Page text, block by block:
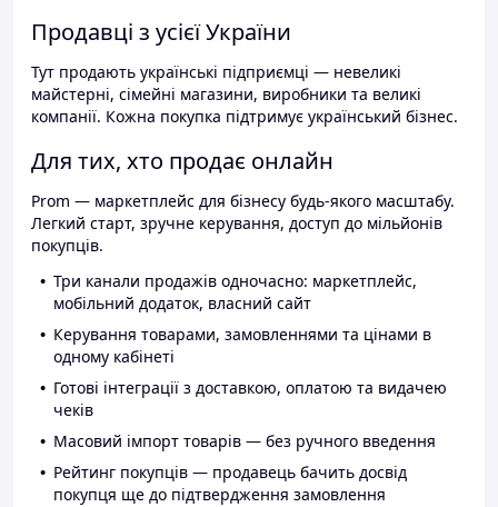
Продавці з усієї України
Тут продають українські підприємці — невеликі
майстерні, сімейні магазини, виробники та великі
компанії. Кожна покупка підтримує український бізнес.
Для тих, хто продає онлайн
Prom — маркетплейс для бізнесу будь-якого масштабу.
Легкий старт, зручне керування, доступ до мільйонів
покупців.
Три канали продажів одночасно: маркетплейс,
мобільний додаток, власний сайт
Керування товарами, замовленнями та цінами в
одному кабінеті
Готові інтеграції з доставкою, оплатою та видачею
чеків
Масовий імпорт товарів — без ручного введення
Рейтинг покупців — продавець бачить досвід
покупця ще до підтвердження замовлення